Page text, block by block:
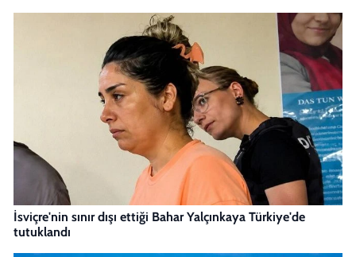
İsviçre'nin sınır dışı ettiği Bahar Yalçınkaya Türkiye'de
tutuklandı